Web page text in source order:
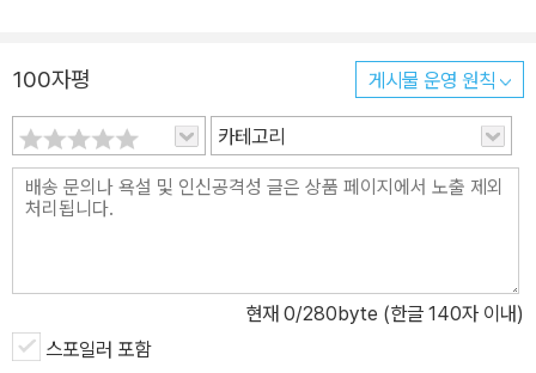
앞서 발표하는 선언문처럼 다가오는 작품으로, 고교생 ‘희주’와 ‘유
리’의 풋풋하고 순수한 우정과 사랑을 그린다. ‘사랑받고 싶다’고 소망
한 끝에 아름다운 외모로 변해 학내 아이돌이 된 유리가 여학생들의
지나치게 뜨거운 애정공세로 인해 곤란한 상황에 처하자, 희주는 유
리를 진짜 아이돌 가수로 데뷔시켜 만인의 연인으로 옹립하는 방식으
각오가 되어 있다. 바로 이러한 순애적 에너지가 소설 속 희주, 나아가
소설 밖 이희주 작가에게 염원하는 세계를 직접 창조할 전능함을 부
100자평 게시물 운영 원칙
카테고리
현재 0/280byte (한글 140자 이내)
스포일러 포함